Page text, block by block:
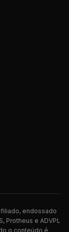
endossado
Protheus e ADVPL
o conteúdo é